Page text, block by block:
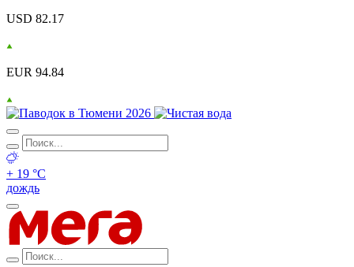
USD 82.17
EUR 94.84
+ 19 °С
дождь